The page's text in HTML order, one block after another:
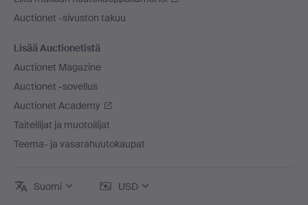
Auctionet -sivuston takuu
Lisää Auctionetistä
Auctionet Magazine
Auctionet -sovellus
Auctionet Academy
Taiteilijat ja muotoilijat
Teema- ja vasarahuutokaupat
Suomi USD